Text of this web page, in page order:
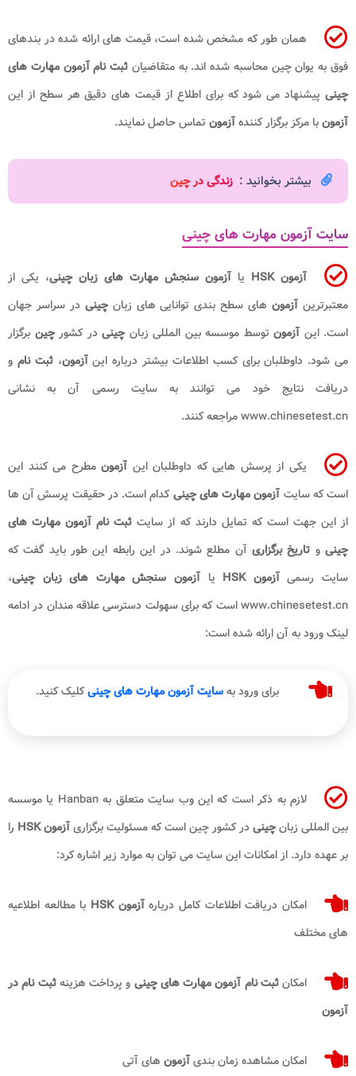
همان طور که مشخص شده است، قیمت های ارائه شده در بندهای
فوق به یوان چین محاسبه شده اند. به متقاضیان ثبت نام آزمون مهارت های
چینی پیشنهاد می شود که برای اطلاع از قیمت های دقیق هر سطح از این
آزمونبا مرکز برگزار کنندهآزمون تماس حاصل نمایند.
بیشتر بخوانید : زندگی در چین
سایت آزمون مهارت های چینی
آزمونHSK یا آزمون سنجش مهارت های زبان چینی، یکی از
معتبرترین آزمون های سطح بندی توانایی های زبانچینیدر سراسر جهان
است. این آزمون توسط موسسه بین المللی زبانچینیدر کشورچین برگزار
می شود. داوطلبان برای کسب اطلاعات بیشتر درباره اینآزمون،ثبت نام و
دریافت نتایج خود می توانند به سایت رسمی آن به نشانی
www.chinesetest.cnمراجعه کنند.
یکی از پرسش هایی که داوطلبان این آزمونمطرح می کنند این
است که سایت آزمون مهارت های چینیکدام است. در حقیقت پرسش آن ها
از این جهت است که تمایل دارند که از سایت ثبت نام آزمون مهارت های
چینیو تاریخ برگزاریآن مطلع شوند. در این رابطه این طور باید گفت که
سایت رسمیآزمونHSK یا آزمون سنجش مهارت های زبان چینی،
www.chinesetest.cnاست که برای سهولت دسترسی علاقه مندان در ادامه
لینک ورود به آن ارائه شده است:
برای ورود بهسایت آزمون مهارت های چینیکلیک کنید.
لازم به ذکر است که این وب سایت متعلق بهHanban یا موسسه
بین المللی زبانچینیدر کشور چین است که مسئولیت برگزاریآزمونHSK را
بر عهده دارد. از امکانات این سایت می توان به موارد زیر اشاره کرد:
امکان دریافت اطلاعات کامل دربارهآزمونHSK با مطالعه اطلاعیه
های مختلف
امکانثبت نام آزمون مهارت های چینی و پرداخت هزینهثبت نام در
آزمون
امکان مشاهده زمان بندیآزمون های آتی